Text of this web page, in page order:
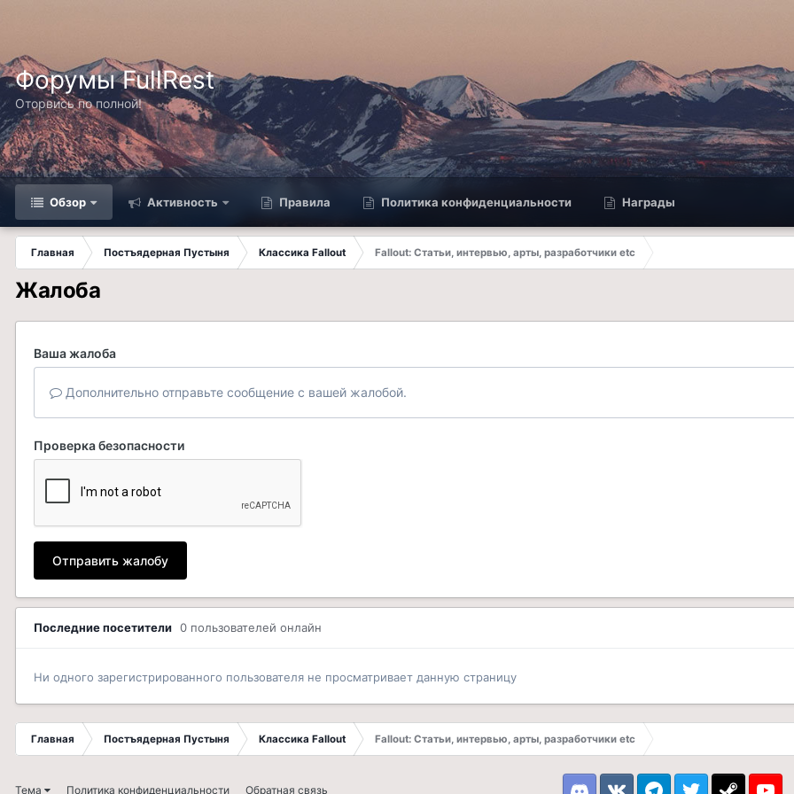
Форумы FullRest
Оторвись по полной!
Обзор Активность Правила Политика конфиденциальности Награды
Главная Постъядерная Пустыня Классика Fallout
Fallout: Статьи, интервью, арты, разработчики etc
Жалоба
Ваша жалоба
Дополнительно отправьте сообщение с вашей жалобой.
Проверка безопасности
Отправить жалобу
Последние посетители 0 пользователей онлайн
Ни одного зарегистрированного пользователя не просматривает данную страницу
Главная Постъядерная Пустыня Классика Fallout Fallout: Статьи, интервью, арты, разработчики etc
Тема Политика конфиденциальности Обратная связь